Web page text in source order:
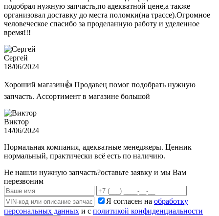
подобрал нужную запчасть,по адекватной цене,а также
организовал доставку до места поломки(на трассе).Огромное
человеческое спасибо за проделанную работу и уделенное
время!!!
Сергей
18/06/2024
Хороший магазин👍 Продавец помог подобрать нужную
запчасть. Ассортимент в магазине большой
Виктор
14/06/2024
Нормальная компания, адекватные менеджеры. Ценник
нормальный, практически всё есть по наличию.
Не нашли нужную запчасть?оставьте заявку и мы Вам
перезвоним
Я согласен на обработку
персональных данных и с политикой конфиденциальности